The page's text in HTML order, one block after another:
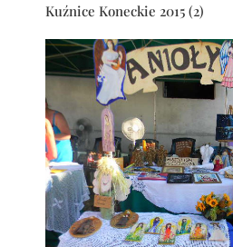
Kuźnice Koneckie 2015 (2)